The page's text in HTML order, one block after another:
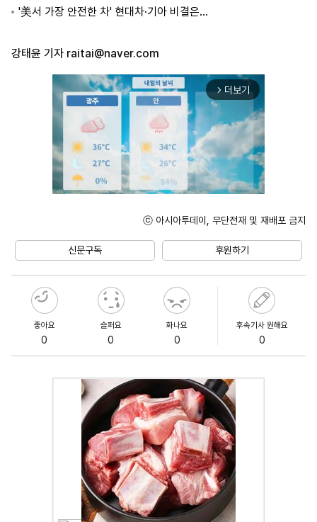
'美서 가장 안전한 차' 현대차·기아 비결은…
강태윤 기자 raitai@naver.com
arrow_forward_ios 더보기
ⓒ 아시아투데이, 무단전재 및 재배포 금지
신문구독 후원하기
좋아요
0
슬퍼요
0
화나요
0
후속기사 원해요
0